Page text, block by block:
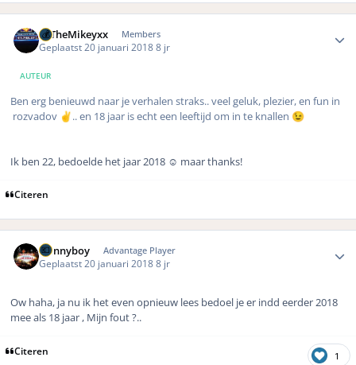
xxTheMikeyxx Members
Geplaatst 20 januari 20188 jr
AUTEUR
Ben erg benieuwd naar je verhalen straks.. veel geluk, plezier, en fun in
rozvadov ✌️ .. en 18 jaar is echt een leeftijd om in te knallen 😉
Ik ben 22, bedoelde het jaar 2018 ☺️ maar thanks!
Citeren
Dannyboy Advantage Player
Geplaatst 20 januari 20188 jr
Ow haha, ja nu ik het even opnieuw lees bedoel je er indd eerder 2018
mee als 18 jaar , Mijn fout ?..
Citeren 1